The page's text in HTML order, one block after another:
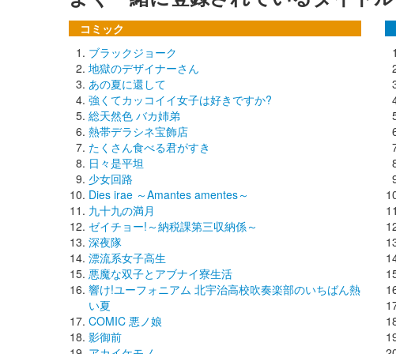
コミック
ブラックジョーク
地獄のデザイナーさん
あの夏に還して
強くてカッコイイ女子は好きですか?
総天然色 バカ姉弟
熱帯デラシネ宝飾店
たくさん食べる君がすき
日々是平坦
少女回路
Dies irae ～Amantes amentes～
九十九の満月
ゼイチョー!～納税課第三収納係～
深夜隊
漂流系女子高生
悪魔な双子とアブナイ寮生活
響け!ユーフォニアム 北宇治高校吹奏楽部のいちばん熱
い夏
COMIC 悪ノ娘
影御前